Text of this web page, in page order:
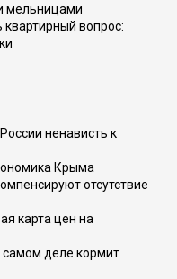
мельницами
вопрос:
ненависть к
Крыма
отсутствие
карта цен на
самом деле кормит